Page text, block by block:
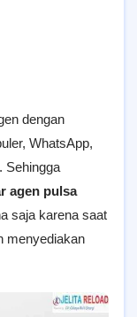
dengan
WhatsApp,
Sehingga
agen pulsa
saja karena saat
menyediakan